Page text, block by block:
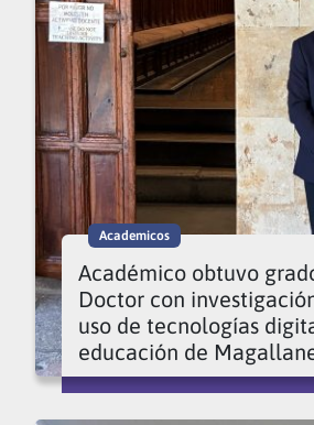
Academicos
Académico obtuvo
Doctor con
uso de tecnologías
educación de